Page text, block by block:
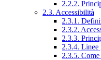
2.2.2.
2.3. Accessibilità
2.3.1.
2.3.2.
2.3.3.
2.3.4. Linee
2.3.5.